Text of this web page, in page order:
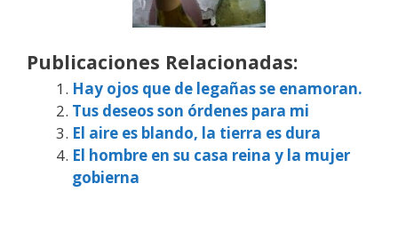
Publicaciones Relacionadas:
Hay ojos que de legañas se enamoran.
Tus deseos son órdenes para mi
El aire es blando, la tierra es dura
El hombre en su casa reina y la mujer
gobierna